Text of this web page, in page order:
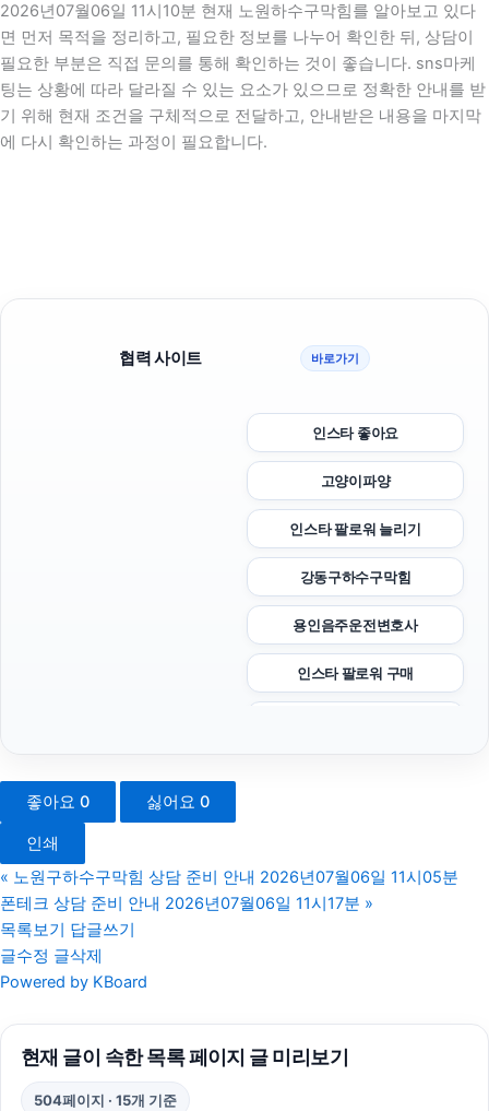
2026년07월06일 11시10분 현재 노원하수구막힘를 알아보고 있다
면 먼저 목적을 정리하고, 필요한 정보를 나누어 확인한 뒤, 상담이
필요한 부분은 직접 문의를 통해 확인하는 것이 좋습니다. sns마케
팅는 상황에 따라 달라질 수 있는 요소가 있으므로 정확한 안내를 받
기 위해 현재 조건을 구체적으로 전달하고, 안내받은 내용을 마지막
에 다시 확인하는 과정이 필요합니다.
협력 사이트 바로가기
인스타 좋아요
고양이파양
인스타 팔로워 늘리기
강동구하수구막힘
용인음주운전변호사
인스타 팔로워 구매
이혼소송
수원형사변호사
톰티켓
좋아요 0 싫어요 0
인쇄
« 노원구하수구막힘 상담 준비 안내 2026년07월06일 11시05분
폰테크 상담 준비 안내 2026년07월06일 11시17분 »
목록보기
답글쓰기
글수정 글삭제
Powered by KBoard
현재 글이 속한 목록 페이지 글 미리보기
504페이지 · 15개 기준